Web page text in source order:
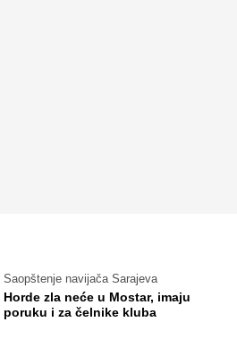
Saopštenje navijača Sarajeva
Horde zla neće u Mostar, imaju
poruku i za čelnike kluba